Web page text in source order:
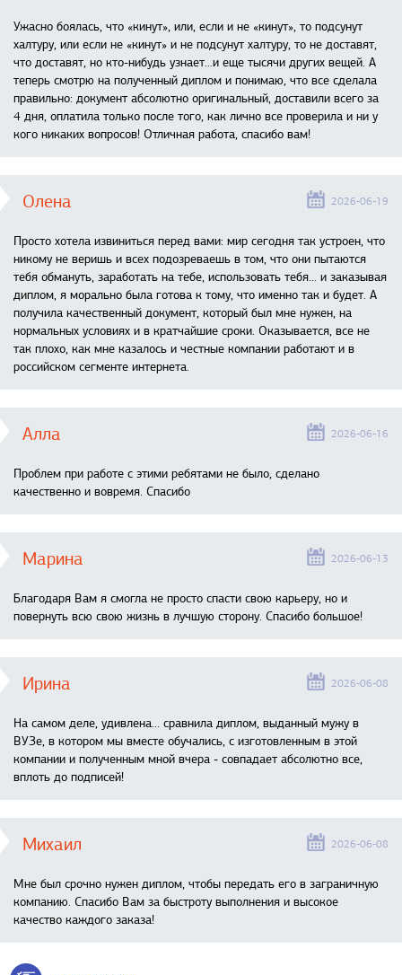
Ужасно боялась, что «кинут», или, если и не «кинут», то подсунут
халтуру, или если не «кинут» и не подсунут халтуру, то не доставят,
что доставят, но кто-нибудь узнает...и еще тысячи других вещей. А
теперь смотрю на полученный диплом и понимаю, что все сделала
правильно: документ абсолютно оригинальный, доставили всего за
4 дня, оплатила только после того, как лично все проверила и ни у
кого никаких вопросов! Отличная работа, спасибо вам!
Олена 2026-06-19
Просто хотела извиниться перед вами: мир сегодня так устроен, что
никому не веришь и всех подозреваешь в том, что они пытаются
тебя обмануть, заработать на тебе, использовать тебя... и заказывая
диплом, я морально была готова к тому, что именно так и будет. А
получила качественный документ, который был мне нужен, на
нормальных условиях и в кратчайшие сроки. Оказывается, все не
так плохо, как мне казалось и честные компании работают и в
российском сегменте интернета.
Алла 2026-06-16
Проблем при работе с этими ребятами не было, сделано
качественно и вовремя. Спасибо
Марина 2026-06-13
Благодаря Вам я смогла не просто спасти свою карьеру, но и
повернуть всю свою жизнь в лучшую сторону. Спасибо большое!
Ирина 2026-06-08
На самом деле, удивлена… сравнила диплом, выданный мужу в
ВУЗе, в котором мы вместе обучались, с изготовленным в этой
компании и полученным мной вчера - совпадает абсолютно все,
вплоть до подписей!
Михаил 2026-06-08
Мне был срочно нужен диплом, чтобы передать его в заграничную
компанию. Спасибо Вам за быстроту выполнения и высокое
качество каждого заказа!